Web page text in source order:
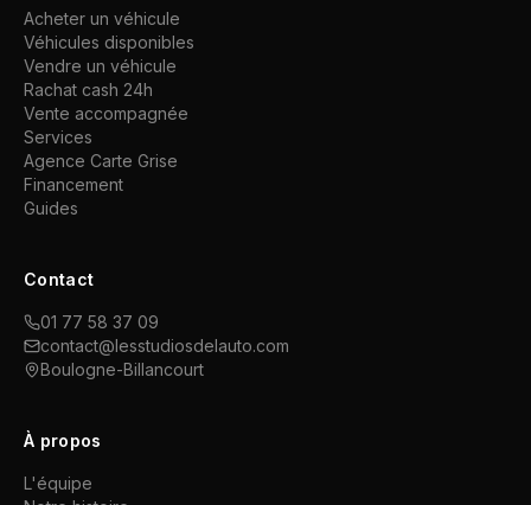
Acheter un véhicule
Véhicules disponibles
Vendre un véhicule
Rachat cash 24h
Vente accompagnée
Services
Agence Carte Grise
Financement
Guides
Contact
01 77 58 37 09
contact@lesstudiosdelauto.com
Boulogne-Billancourt
À propos
L'équipe